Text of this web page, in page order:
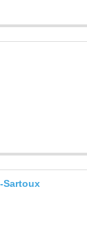
Sartoux